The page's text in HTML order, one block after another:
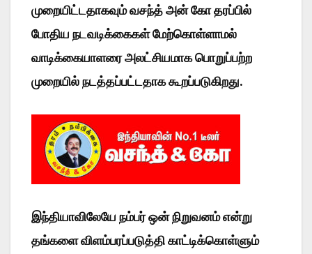
முறையிட்டதாகவும் வசந்த் அன் கோ தரப்பில்
போதிய நடவடிக்கைகள் மேற்கொள்ளாமல்
வாடிக்கையாளரை அலட்சியமாக பொறுப்பற்ற
முறையில் நடத்தப்பட்டதாக கூறப்படுகிறது.
இந்தியாவிலேயே நம்பர் ஒன் நிறுவனம் என்று
தங்களை விளம்பரப்படுத்தி காட்டிக்கொள்ளும்